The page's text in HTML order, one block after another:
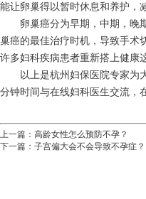
能让卵巢得以暂时休息和养护，
卵巢癌分为早期，中期，晚期
巢癌的最佳治疗时机，导致手术
许多妇科疾病患者重新搭上健康
以上是杭州妇保医院专家为大
分钟时间与在线妇科医生交流，
上一篇： 高龄女性怎么预防不孕？
下一篇： 子宫偏大会不会导致不孕症？